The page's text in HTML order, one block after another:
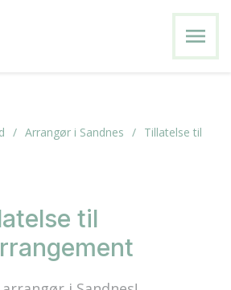
menu
Arrangør i Sandnes
Tillatelse til
til